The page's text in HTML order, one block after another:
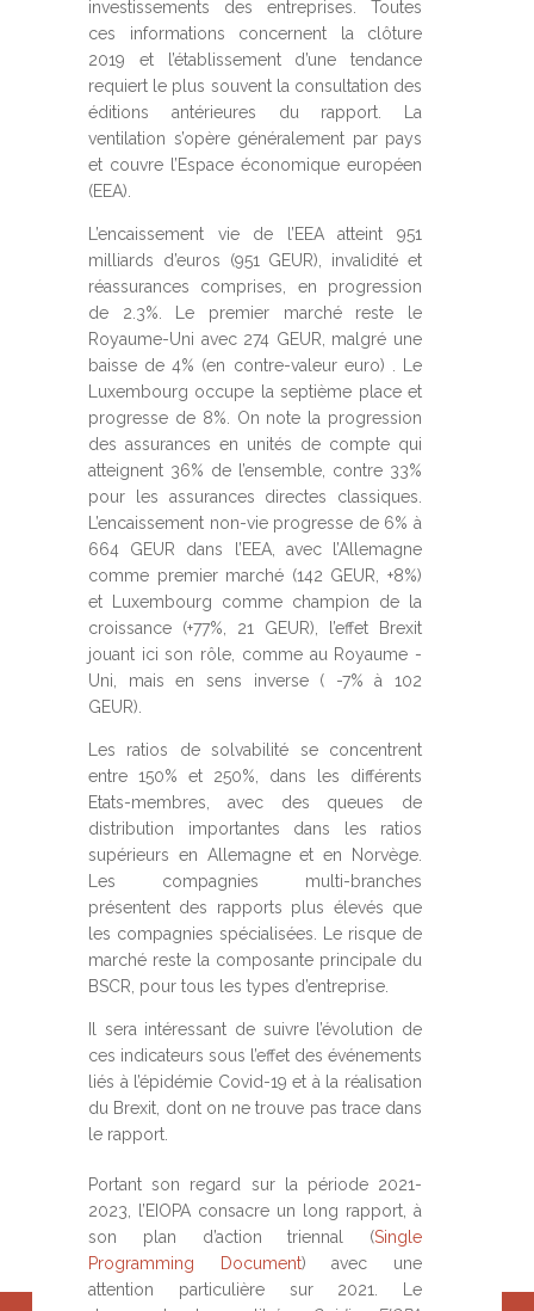
investissements des entreprises. Toutes
ces informations concernent la clôture
2019 et l’établissement d’une tendance
requiert le plus souvent la consultation des
éditions antérieures du rapport. La
ventilation s’opère généralement par pays
et couvre l’Espace économique européen
(EEA).
L’encaissement vie de l’EEA atteint 951
milliards d’euros (951 GEUR), invalidité et
réassurances comprises, en progression
de 2.3%. Le premier marché reste le
Royaume-Uni avec 274 GEUR, malgré une
baisse de 4% (en contre-valeur euro) . Le
Luxembourg occupe la septième place et
progresse de 8%. On note la progression
des assurances en unités de compte qui
atteignent 36% de l’ensemble, contre 33%
pour les assurances directes classiques.
L’encaissement non-vie progresse de 6% à
664 GEUR dans l’EEA, avec l’Allemagne
comme premier marché (142 GEUR, +8%)
et Luxembourg comme champion de la
croissance (+77%, 21 GEUR), l’effet Brexit
jouant ici son rôle, comme au Royaume -
Uni, mais en sens inverse ( -7% à 102
GEUR).
Les ratios de solvabilité se concentrent
entre 150% et 250%, dans les différents
Etats-membres, avec des queues de
distribution importantes dans les ratios
supérieurs en Allemagne et en Norvège.
Les compagnies multi-branches
présentent des rapports plus élevés que
les compagnies spécialisées. Le risque de
marché reste la composante principale du
BSCR, pour tous les types d’entreprise.
Il sera intéressant de suivre l’évolution de
ces indicateurs sous l’effet des événements
liés à l’épidémie Covid-19 et à la réalisation
du Brexit, dont on ne trouve pas trace dans
le rapport.
Portant son regard sur la période 2021-
2023, l’EIOPA consacre un long rapport, à
son plan d’action triennal (Single
Programming Document) avec une
attention particulière sur 2021. Le